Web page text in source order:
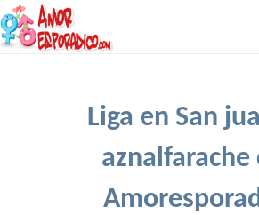
Liga en San
aznalfarache